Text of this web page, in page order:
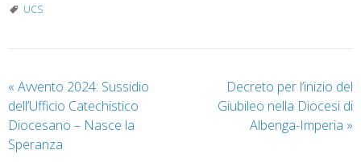
UCS
« Avvento 2024: Sussidio
dell’Ufficio Catechistico
Diocesano – Nasce la
Speranza
Decreto per l’inizio del
Giubileo nella Diocesi di
Albenga-Imperia »